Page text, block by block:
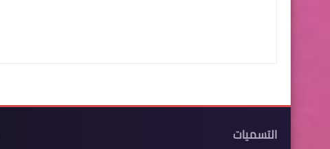
التسميات